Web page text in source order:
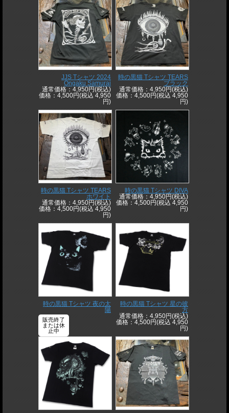
JJS Tシャツ 2024
Ongaku Samurai
通常価格：4,950円(税込)
価格：4,500円(税込 4,950
円)
時の黒猫 Tシャツ TEARS
ブラック
通常価格：4,950円(税込)
価格：4,500円(税込 4,950
円)
時の黒猫 Tシャツ TEARS
ホワイト
通常価格：4,950円(税込)
価格：4,500円(税込 4,950
円)
時の黒猫 Tシャツ DIVA
通常価格：4,950円(税込)
価格：4,500円(税込 4,950
円)
時の黒猫 Tシャツ 夜の太
陽
販売終了
または休
止中
時の黒猫 Tシャツ 星の彼
方
通常価格：4,950円(税込)
価格：4,500円(税込 4,950
円)